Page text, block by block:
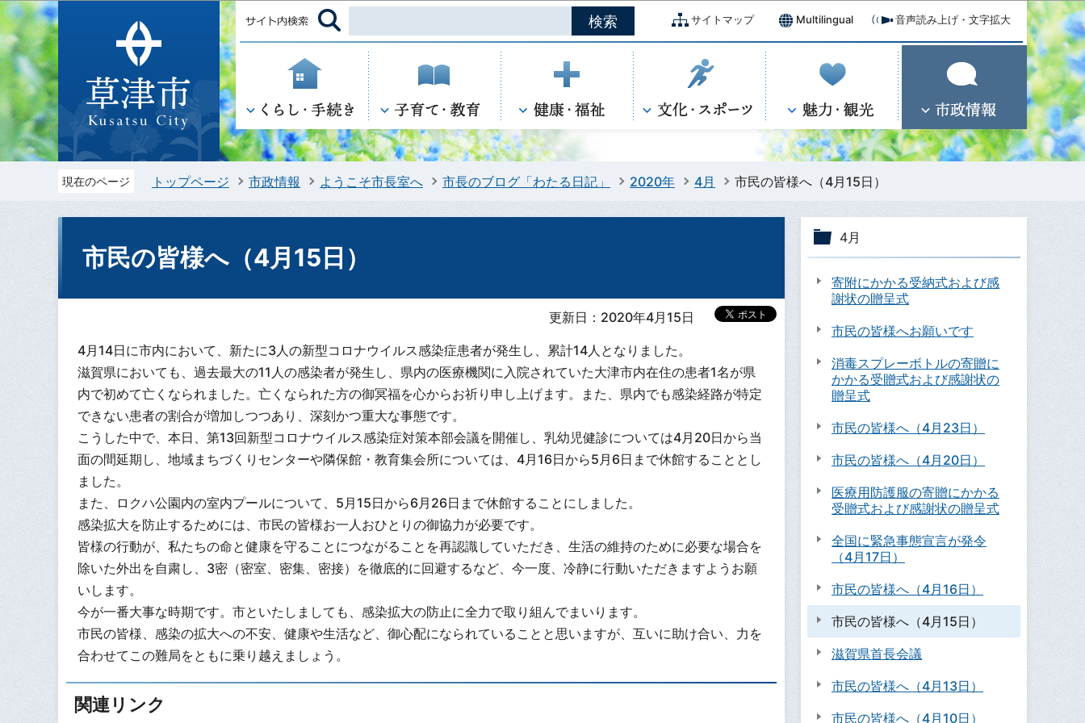
このページの本文へ移動
サイトマップ Multilingual 音声読み上げ・文字拡大
現在のページ トップページ 市政情報 ようこそ市長室へ 市長のブログ「わたる日記」 2020年 4月 市民の皆様へ（4月15日）
市民の皆様へ（4月15日）
更新日：2020年4月15日
4月14日に市内において、新たに3人の新型コロナウイルス感染症患者が発生し、累計14人となりました。
滋賀県においても、過去最大の11人の感染者が発生し、県内の医療機関に入院されていた大津市内在住の患者1名が県
内で初めて亡くなられました。亡くなられた方の御冥福を心からお祈り申し上げます。また、県内でも感染経路が特定
できない患者の割合が増加しつつあり、深刻かつ重大な事態です。
こうした中で、本日、第13回新型コロナウイルス感染症対策本部会議を開催し、乳幼児健診については4月20日から当
面の間延期し、地域まちづくりセンターや隣保館・教育集会所については、4月16日から5月6日まで休館することとし
ました。
また、ロクハ公園内の室内プールについて、5月15日から6月26日まで休館することにしました。
感染拡大を防止するためには、市民の皆様お一人おひとりの御協力が必要です。
皆様の行動が、私たちの命と健康を守ることにつながることを再認識していただき、生活の維持のために必要な場合を
除いた外出を自粛し、3密（密室、密集、密接）を徹底的に回避するなど、今一度、冷静に行動いただきますようお願
いします。
今が一番大事な時期です。市といたしましても、感染拡大の防止に全力で取り組んでまいります。
市民の皆様、感染の拡大への不安、健康や生活など、御心配になられていることと思いますが、互いに助け合い、力を
合わせてこの難局をともに乗り越えましょう。
関連リンク
4月
寄附にかかる受納式および感
謝状の贈呈式
市民の皆様へお願いです
消毒スプレーボトルの寄贈に
かかる受贈式および感謝状の
贈呈式
市民の皆様へ（4月23日）
市民の皆様へ（4月20日）
医療用防護服の寄贈にかかる
受贈式および感謝状の贈呈式
全国に緊急事態宣言が発令
（4月17日）
市民の皆様へ（4月16日）
市民の皆様へ（4月15日）
滋賀県首長会議
市民の皆様へ（4月13日）
市民の皆様へ（4月10日）